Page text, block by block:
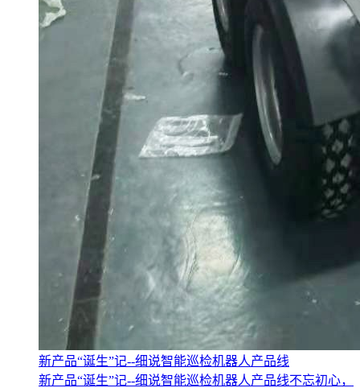
新产品“诞生”记--细说智能巡检机器人产品线
新产品“诞生”记--细说智能巡检机器人产品线不忘初心，